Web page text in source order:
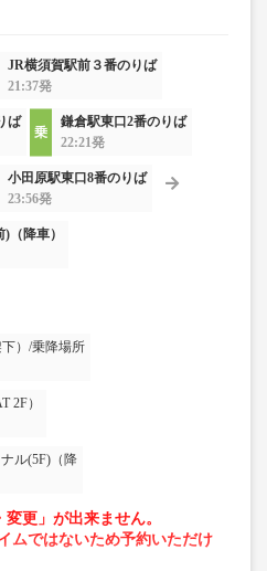
JR横須賀駅前３番のりば
21:37発
ば
鎌倉駅東口2番のりば
22:21発
小田原駅東口8番のりば
23:56発
（降車）
）/乗降場所
2F）
ル(5F)（降
更」が出来ません。
ムではないため予約いただけ